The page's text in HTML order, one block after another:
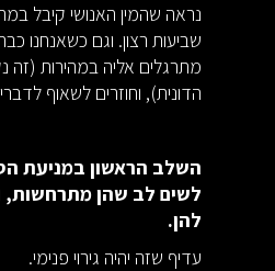
נראה שהמין האנושי קיבל
שביעות רצון. וגם כשאנחנו
מתרגלים אליה במהירות (זה
הדונית), וחוזרים לשאוף
השלב הראשון במניעת
לשים לב שהן מתרחשות,
להן.
עדיף שזה יהיה גירוי פנימי.